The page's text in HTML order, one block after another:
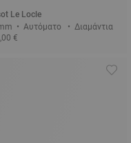
Le Locle
29 mm • Αυτόματο • Διαμάντια
€